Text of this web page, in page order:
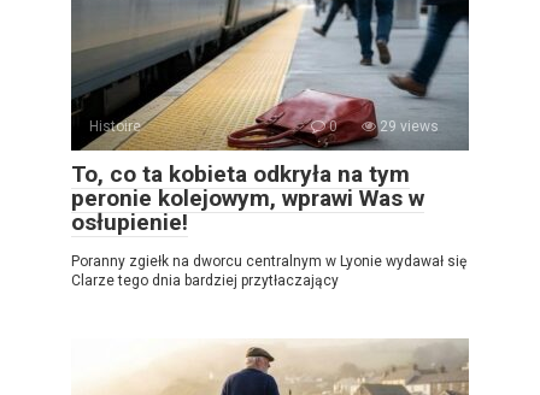
Histoire 0 29 views
To, co ta kobieta odkryła na tym
peronie kolejowym, wprawi Was w
osłupienie!
Poranny zgiełk na dworcu centralnym w Lyonie wydawał się
Clarze tego dnia bardziej przytłaczający